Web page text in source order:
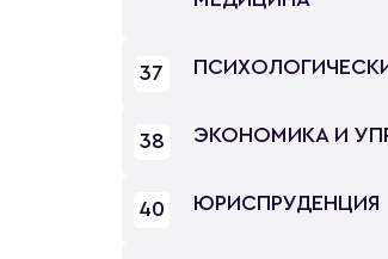
37
38 ЭКОНОМИКА И
40 ЮРИСПРУДЕНЦИЯ